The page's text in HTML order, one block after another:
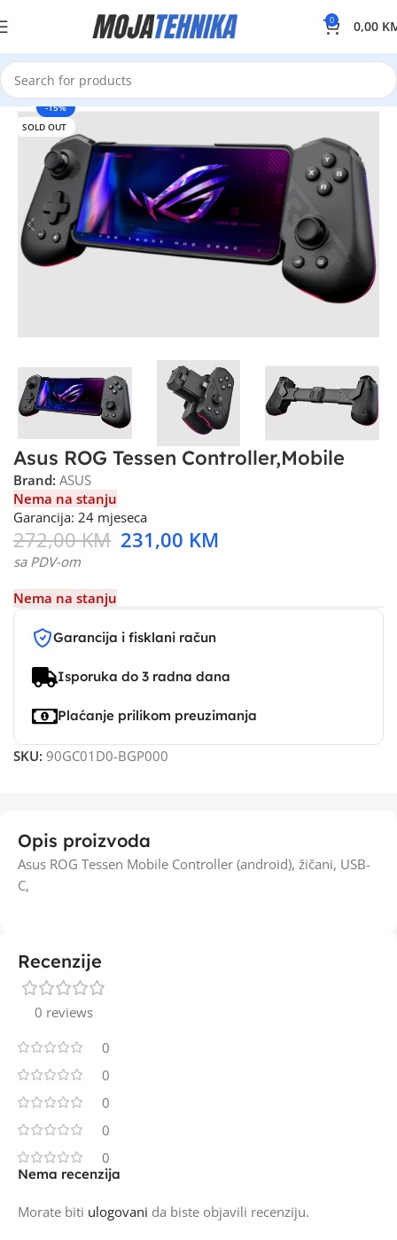
0 0,00
-15%
SOLD OUT
Asus ROG Tessen Controller,Mobile
Brand: ASUS
Nema na stanju
Garancija: 24 mjeseca
272,00KM 231,00 KM
sa PDV-om
Nema na stanju
Garancija i fisklani račun
Isporuka do 3 radna dana
Plaćanje prilikom preuzimanja
SKU: 90GC01D0-BGP000
Opis proizvoda
Asus ROG Tessen Mobile Controller (android), žičani, USB-
C,
Recenzije
0 reviews
0
0
0
0
0
Nema recenzija
Morate biti ulogovani da biste objavili recenziju.